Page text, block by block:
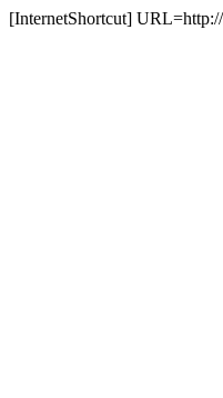
[InternetShortcut]